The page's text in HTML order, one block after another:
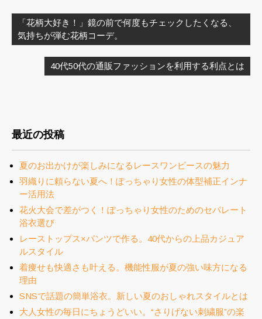
「花柄大好き！」鏡の前で何度もチェックしたくなる、
気持ちが弾む花柄コーデ。
40代50代の通販ファッションを利用する利点とは
最近の投稿
夏のお出かけが楽しみになるレースワンピースの魅力
羽織りに頼らない夏へ！ぽっちゃり女性の体型補正インナ
ー活用法
花火大会で差がつく！ぽっちゃり女性のためのセパレート
浴衣選び
レーストップス×パンツで作る。40代からの上品カジュア
ルスタイル
着痩せも快適さも叶える。機能性服が夏の強い味方になる
理由
SNSで話題の簡単浴衣。新しい夏のおしゃれスタイルとは
大人女性の毎日にちょうどいい。“さりげない刺繍服”の楽